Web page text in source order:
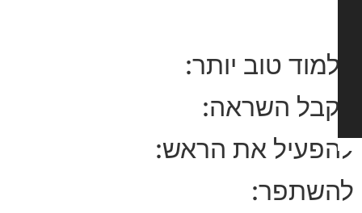
טוב יותר:
השראה:
את הראש: